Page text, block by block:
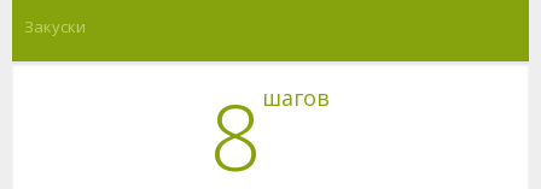
Закуски
8 шагов